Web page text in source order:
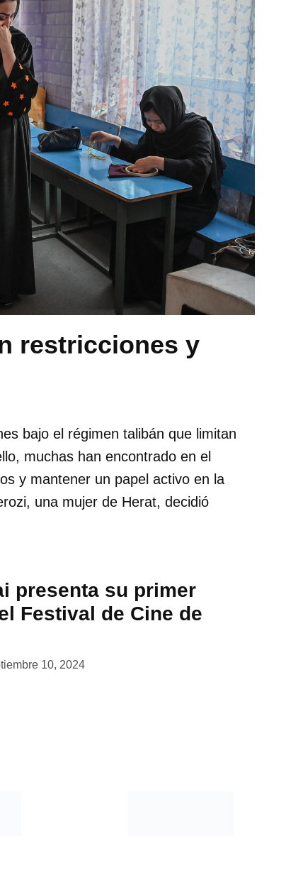
restricciones y
bajo el régimen talibán que limitan
muchas han encontrado en el
y mantener un papel activo en la
una mujer de Herat, decidió
presenta su primer
Festival de Cine de
10, 2024